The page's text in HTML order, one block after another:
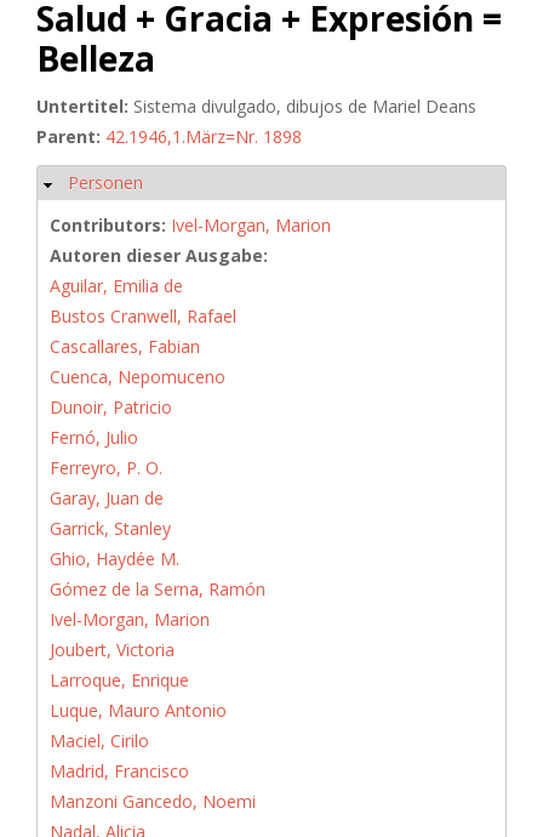
Salud + Gracia + Expresión =
Belleza
Untertitel: Sistema divulgado, dibujos de Mariel Deans
Parent: 42.1946,1.März=Nr. 1898
Hide
Personen
Contributors: Ivel-Morgan, Marion
Autoren dieser Ausgabe:
Aguilar, Emilia de
Bustos Cranwell, Rafael
Cascallares, Fabian
Cuenca, Nepomuceno
Dunoir, Patricio
Fernó, Julio
Ferreyro, P. O.
Garay, Juan de
Garrick, Stanley
Ghio, Haydée M.
Gómez de la Serna, Ramón
Ivel-Morgan, Marion
Joubert, Victoria
Larroque, Enrique
Luque, Mauro Antonio
Maciel, Cirilo
Madrid, Francisco
Manzoni Gancedo, Noemi
Nadal, Alicia